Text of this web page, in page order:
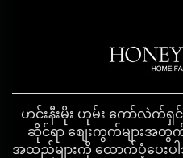
ဟင်းနီးမိုး ဟုမ်း ကော်လဲက်
ဆိုင်ရာ စျေးကွက်များအ
အထည်များကို ထောက်ပံ့ပေး